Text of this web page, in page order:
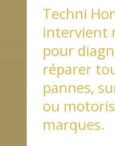
Techni
intervient
pour
réparer
pannes,
ou
marques.